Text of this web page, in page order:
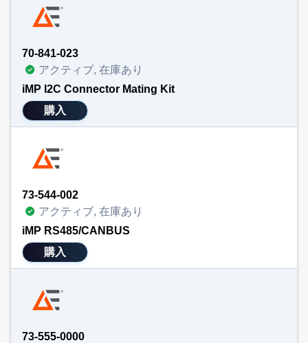
70-841-023
アクティブ, 在庫あり
iMP I2C Connector Mating Kit
購入
73-544-002
アクティブ, 在庫あり
iMP RS485/CANBUS
購入
73-555-0000